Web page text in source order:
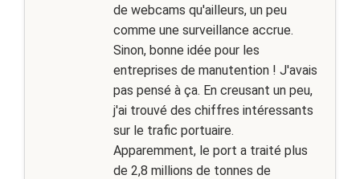
de webcams qu'ailleurs, un peu
comme une surveillance accrue.
Sinon, bonne idée pour les
entreprises de manutention ! J'avais
pas pensé à ça. En creusant un peu,
j'ai trouvé des chiffres intéressants
sur le trafic portuaire.
Apparemment, le port a traité plus
de 2,8 millions de tonnes de